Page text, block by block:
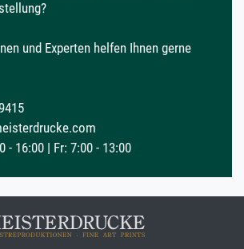
und Experten helfen Ihnen gerne
- 16:00 | Fr: 7:00 - 13:00